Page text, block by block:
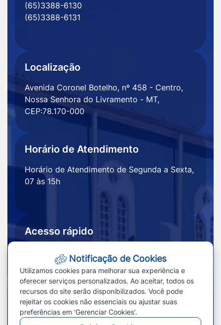
Facebook
(65)3388-6130
(65)3388-6131
Localização
Avenida Coronel Botelho, nº 458 - Centro,
Nossa Senhora do Livramento - MT,
CEP:78.170-000
Horário de Atendimento
Horário de Atendimento de Segunda a Sexta,
07 às 15h
Acesso rápido
Transparência
Redefinir cookies
Notificação de Cookies
Utilizamos cookies para melhorar sua experiência e
oferecer serviços personalizados. Ao aceitar, todos os
recursos do site serão disponibilizados. Você pode
rejeitar os cookies não essenciais ou ajustar suas
preferências em 'Gerenciar Cookies'.